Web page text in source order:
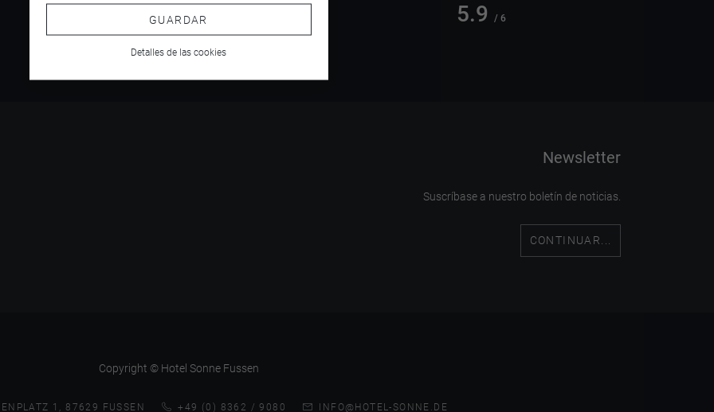
4.5/ 5 5.9 / 6
Newsletter
Suscríbase a nuestro boletín de noticias.
CONTINUAR...
Copyright © Hotel Sonne Fussen
1, 87629 FUSSEN +49 (0) 8362 / 9080 INFO@HOTEL-SONNE.DE
GUARDAR
Detalles de las cookies